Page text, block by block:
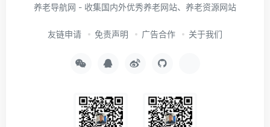
养老导航网 - 收集国内外优秀养老网站、养老资源网站
友链申请 免责声明 广告合作 关于我们